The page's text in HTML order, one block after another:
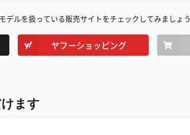
デルを扱っている販売サイトをチェックしてみましょう
ヤフーショッピング
ます